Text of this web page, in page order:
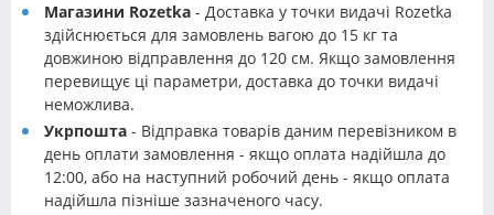
Магазини Rozetka - Доставка у точки видачі Rozetka
здійснюється для замовлень вагою до 15 кг та
довжиною відправлення до 120 см. Якщо замовлення
перевищує ці параметри, доставка до точки видачі
неможлива.
Укрпошта - Відправка товарів даним перевізником в
день оплати замовлення - якщо оплата надійшла до
12:00, або на наступний робочий день - якщо оплата
надійшла пізніше зазначеного часу.